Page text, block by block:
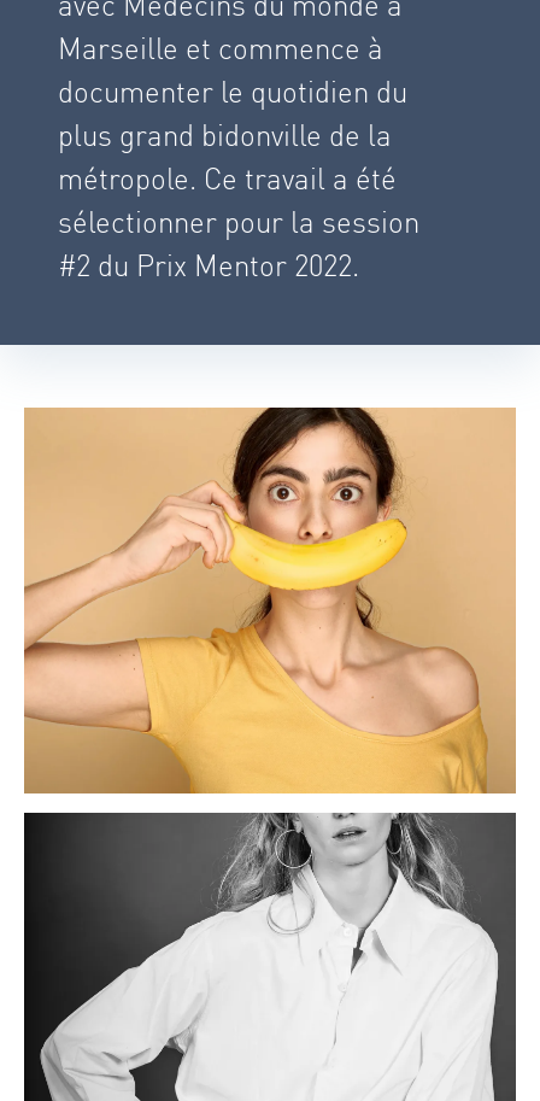
Marseille et commence à
documenter le quotidien du
plus grand bidonville de la
métropole. Ce travail a été
sélectionner pour la session
#2 du Prix Mentor 2022.